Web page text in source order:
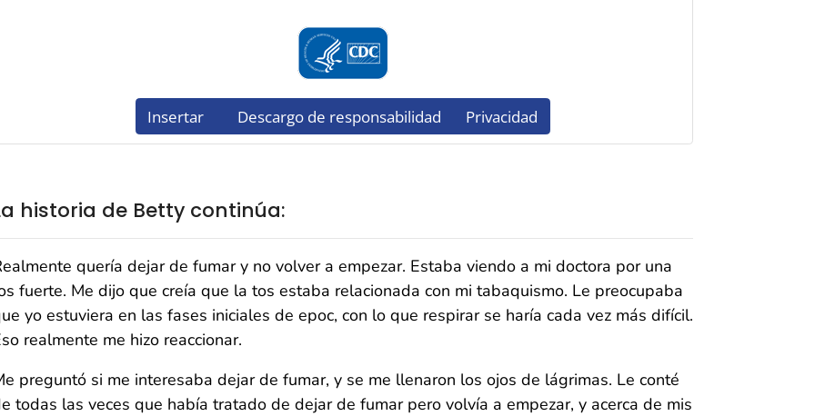
historia de Betty continúa:
quería dejar de fumar y no volver a empezar. Estaba viendo a mi doctora por una
fuerte. Me dijo que creía que la tos estaba relacionada con mi tabaquismo. Le preocupaba
yo estuviera en las fases iniciales de epoc, con lo que respirar se haría cada vez más difícil.
realmente me hizo reaccionar.
preguntó si me interesaba dejar de fumar, y se me llenaron los ojos de lágrimas. Le conté
todas las veces que había tratado de dejar de fumar pero volvía a empezar, y acerca de mis